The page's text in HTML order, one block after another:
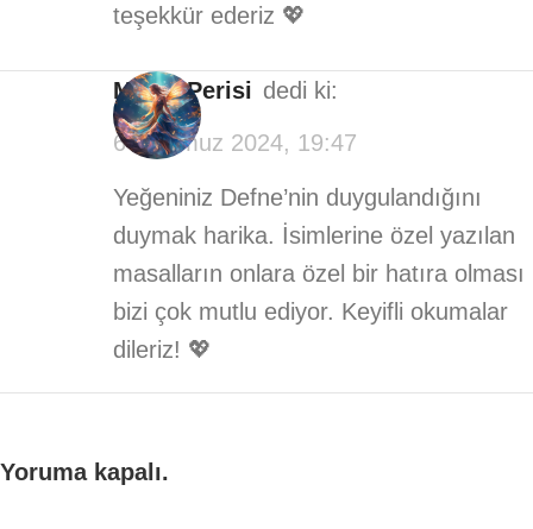
teşekkür ederiz 💖
Masal Perisi dedi ki:
6 Temmuz 2024, 19:47
Yeğeniniz Defne’nin duygulandığını
duymak harika. İsimlerine özel yazılan
masalların onlara özel bir hatıra olması
bizi çok mutlu ediyor. Keyifli okumalar
dileriz! 💖
Yoruma kapalı.